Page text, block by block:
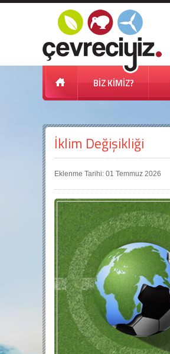
BİZ KİMİZ?
İklim Değişikliği
Eklenme Tarihi: 01 Temmuz 2026